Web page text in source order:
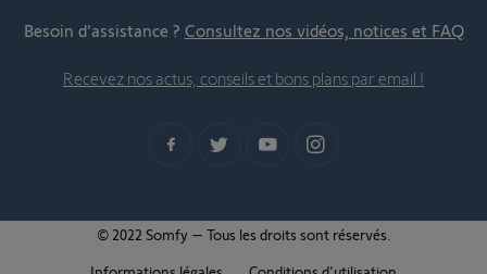
Besoin d’assistance ? Consultez nos vidéos, notices et FAQ
Recevez nos actus, conseils et bons plans par email !
© 2022 Somfy – Tous les droits sont réservés.